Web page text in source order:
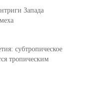
Запада
субтропическое
тропическим